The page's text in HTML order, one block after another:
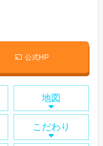
公式HP
地図
こだわり